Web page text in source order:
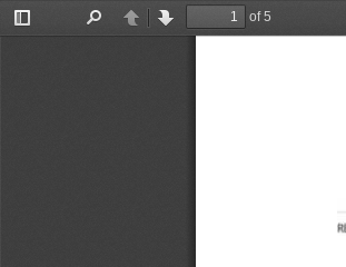
Toggle
PreviousNext
of 5